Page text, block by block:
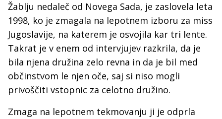
Žablju nedaleč od Novega Sada, je zaslovela leta
1998, ko je zmagala na lepotnem izboru za miss
Jugoslavije, na katerem je osvojila kar tri lente.
Takrat je v enem od intervjujev razkrila, da je
bila njena družina zelo revna in da je bil med
občinstvom le njen oče, saj si niso mogli
privoščiti vstopnic za celotno družino.
Zmaga na lepotnem tekmovanju ji je odprla